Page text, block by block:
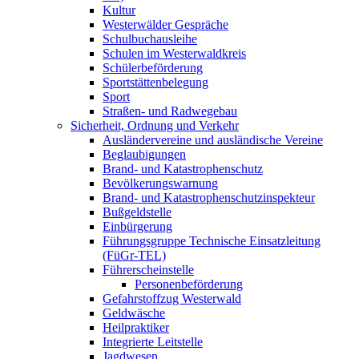
Kultur
Westerwälder Gespräche
Schulbuchausleihe
Schulen im Westerwaldkreis
Schülerbeförderung
Sportstättenbelegung
Sport
Straßen- und Radwegebau
Sicherheit, Ordnung und Verkehr
Ausländervereine und ausländische Vereine
Beglaubigungen
Brand- und Katastrophenschutz
Bevölkerungswarnung
Brand- und Katastrophenschutzinspekteur
Bußgeldstelle
Einbürgerung
Führungsgruppe Technische Einsatzleitung
(FüGr-TEL)
Führerscheinstelle
Personenbeförderung
Gefahrstoffzug Westerwald
Geldwäsche
Heilpraktiker
Integrierte Leitstelle
Jagdwesen